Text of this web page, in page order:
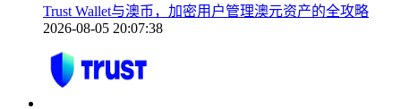
Trust Wallet与澳币，加密用户管理澳元资产的全攻略
2026-08-05 20:07:38